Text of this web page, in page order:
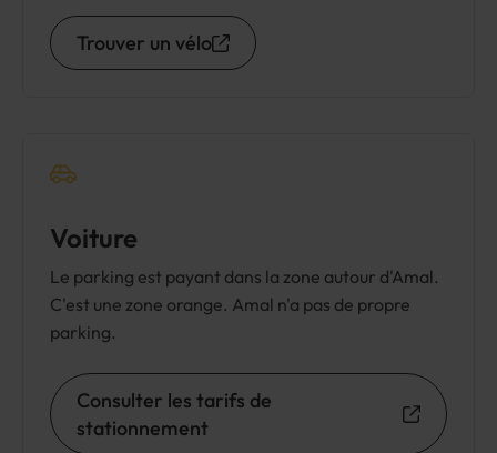
Trouver un vélo
Voiture
Le parking est payant dans la zone autour d'Amal.
C'est une zone orange. Amal n'a pas de propre
parking.
Consulter les tarifs de
stationnement